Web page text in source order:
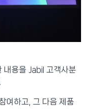
용을 Jabil 고객사분
여하고, 그 다음 제품